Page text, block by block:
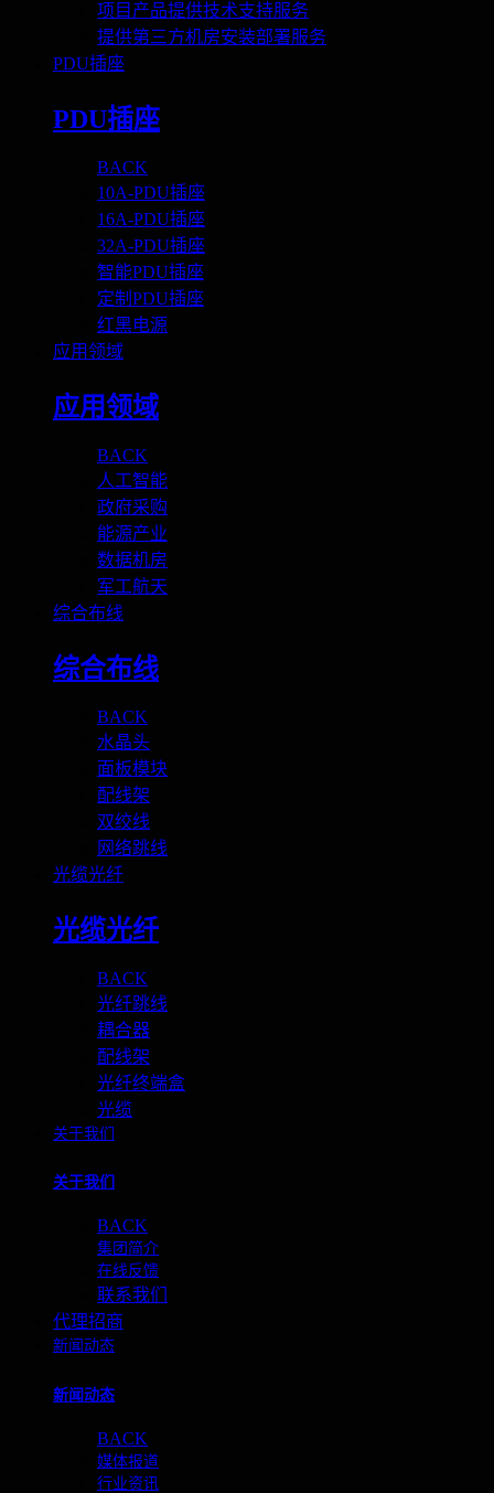
项目产品提供技术支持服务
提供第三方机房安装部署服务
PDU插座
PDU插座
BACK
10A-PDU插座
16A-PDU插座
32A-PDU插座
智能PDU插座
定制PDU插座
红黑电源
应用领域
应用领域
BACK
人工智能
政府采购
能源产业
数据机房
军工航天
综合布线
综合布线
BACK
水晶头
面板模块
配线架
双绞线
网络跳线
光缆光纤
光缆光纤
BACK
光纤跳线
耦合器
配线架
光纤终端盒
光缆
关于我们
关于我们
BACK
集团简介
在线反馈
联系我们
代理招商
新闻动态
新闻动态
BACK
媒体报道
行业资讯